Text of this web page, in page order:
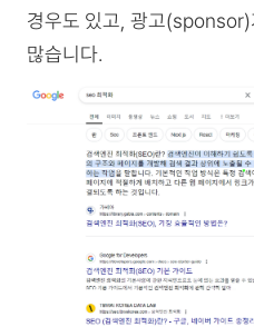
경우도 있고, 광고(sponsor)
많습니다.